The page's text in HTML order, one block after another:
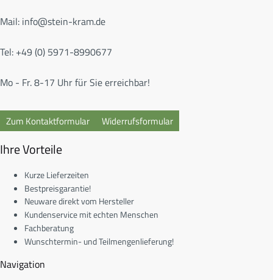
Mail: info@stein-kram.de
Tel: +49 (0) 5971-8990677
Mo - Fr. 8-17 Uhr für Sie erreichbar!
Zum Kontaktformular Widerrufsformular
Ihre Vorteile
Kurze Lieferzeiten
Bestpreisgarantie!
Neuware direkt vom Hersteller
Kundenservice mit echten Menschen
Fachberatung
Wunschtermin- und Teilmengenlieferung!
Navigation